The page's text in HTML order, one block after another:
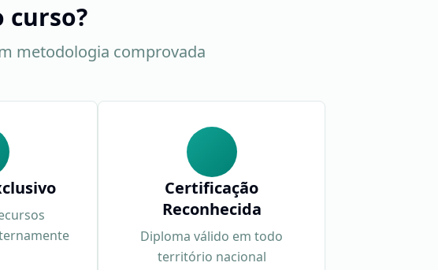
curso?
metodologia comprovada
Certificação
Reconhecida
Diploma válido em todo
território nacional